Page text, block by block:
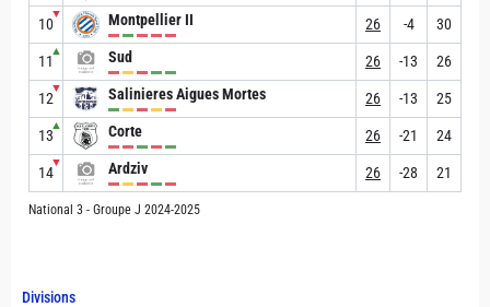
Divisions
10
▼ Montpellier II 26 -4 30
11
▲ Sud 26 -13 26
12
▼ Salinieres Aigues Mortes 26 -13 25
13
▲ Corte 26 -21 24
14
▼ Ardziv 26 -28 21
National 3 - Groupe J 2024-2025